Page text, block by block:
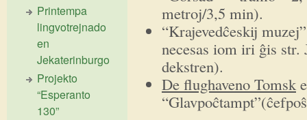
metroj/3,5 min).
“Krajevedĉeskij
necesas iom iri ĝis
dekstren).
De flughaveno Tomsk
Printempa
lingvotrejnado
en
Jekaterinburgo
Projekto
“Esperanto
130”